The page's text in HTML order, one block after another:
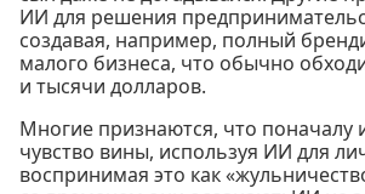
ИИ для решения
создавая, например, полный
малого бизнеса, что обычно
и тысячи долларов.
Многие признаются, что поначалу
чувство вины, используя ИИ для
воспринимая это как